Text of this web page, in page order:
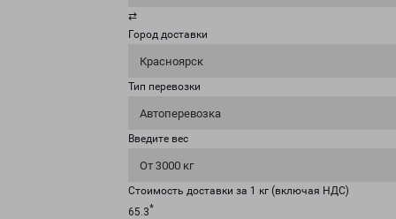
⇄
Город доставки
Красноярск
Тип перевозки
Автоперевозка
Введите вес
От 3000 кг
Стоимость доставки за 1 кг (включая НДС)
65.3*